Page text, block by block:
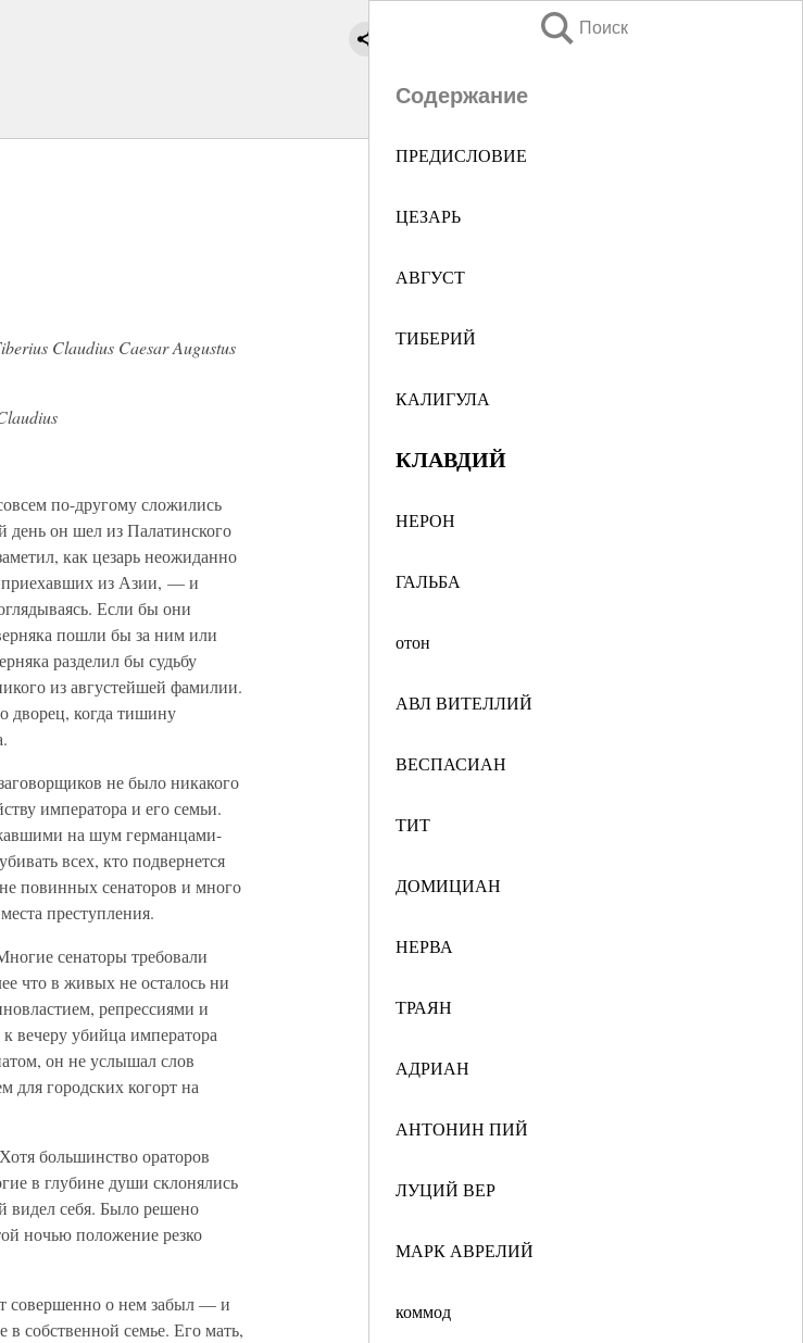
Поиск
Содержание
ПРЕДИСЛОВИЕ
ЦЕЗАРЬ
АВГУСТ
ТИБЕРИЙ
КАЛИГУЛА
КЛАВДИЙ
НЕРОН
ГАЛЬБА
отон
АВЛ ВИТЕЛЛИЙ
ВЕСПАСИАН
ТИТ
ДОМИЦИАН
НЕРВА
ТРАЯН
АДРИАН
АНТОНИН ПИЙ
ЛУЦИЙ ВЕР
МАРК АВРЕЛИЙ
коммод
Claudius Caesar Augustus
по-другому сложились
день он шел из Палатинского
как цезарь неожиданно
приехавших из Азии, — и
Если бы они
пошли бы за ним или
разделил бы судьбу
из августейшей фамилии.
дворец, когда тишину
не было никакого
императора и его семьи.
на шум германцами-
всех, кто подвернется
повинных сенаторов и много
преступления.
сенаторы требовали
что в живых не осталось ни
репрессиями и
вечеру убийца императора
он не услышал слов
для городских когорт на
большинство ораторов
в глубине души склонялись
видел себя. Было решено
ночью положение резко
совершенно о нем забыл — и
в собственной семье. Его мать,